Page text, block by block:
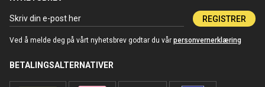
REGISTRER
Ved å melde deg på vårt nyhetsbrev godtar du vår personvernerklæring
BETALINGSALTERNATIVER